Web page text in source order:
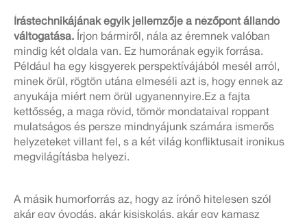
Írástechnikájának egyik jellemzője a nézőpont állandó
váltogatása.
Írjon bármiről, nála az éremnek valóban
mindig két oldala van. Ez humorának egyik forrása.
Például ha egy kisgyerek perspektívájából mesél arról,
minek örül, rögtön utána elmeséli azt is, hogy ennek az
anyukája miért nem örül ugyanennyire.Ez a fajta
kettősség, a maga rövid, tömör mondataival roppant
mulatságos és persze mindnyájunk számára ismerős
helyzeteket villant fel, s a két világ konfliktusait ironikus
megvilágításba helyezi.
A másik humorforrás az, hogy az írónő hitelesen szól
akár egy óvodás, akár kisiskolás, akár egy kamasz